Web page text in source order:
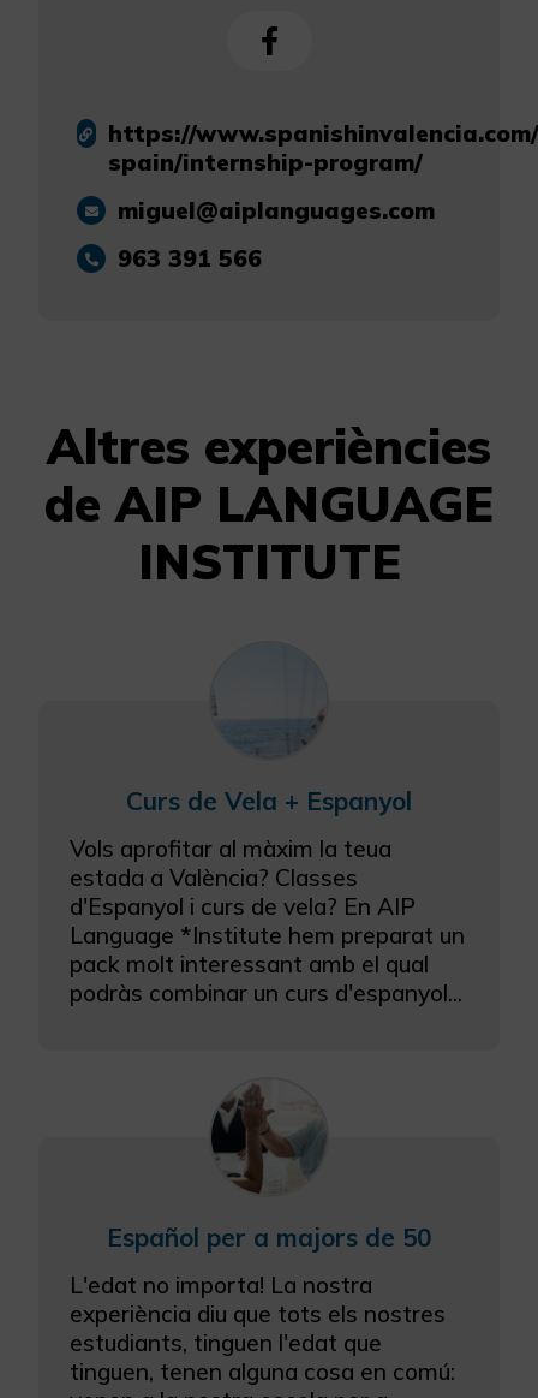
https://
spain/internship-program/
miguel@aiplanguages.com
963 391 566
Altres experiències
de AIP LANGUAGE
INSTITUTE
Curs de Vela + Espanyol
Vols aprofitar al màxim la teua
estada a València? Classes
d'Espanyol i curs de vela? En AIP
Language *Institute hem preparat un
pack molt interessant amb el qual
podràs combinar un curs d'espanyol...
Español per a majors de 50
L'edat no importa! La nostra
experiència diu que tots els nostres
estudiants, tinguen l'edat que
tinguen, tenen alguna cosa en comú: